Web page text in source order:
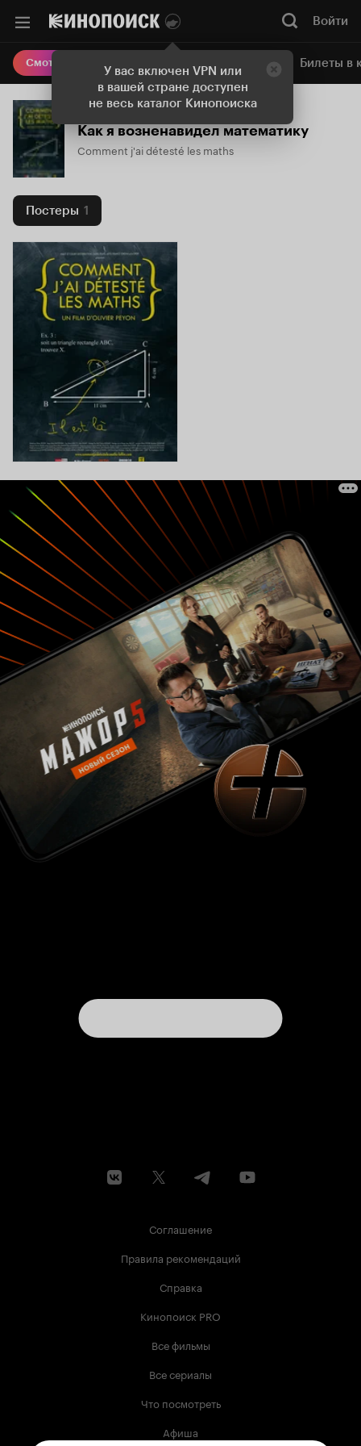
У вас включен VPN или
в вашей стране доступен
не весь каталог Кинопоиска
Войти
Смотреть кино Онлайн-кинотеатр Билеты в
Как я возненавидел математику
Comment j'ai détesté les maths
Постеры 1
Соглашение
Правила рекомендаций
Справка
Кинопоиск PRO
Все фильмы
Все сериалы
Что посмотреть
Афиша